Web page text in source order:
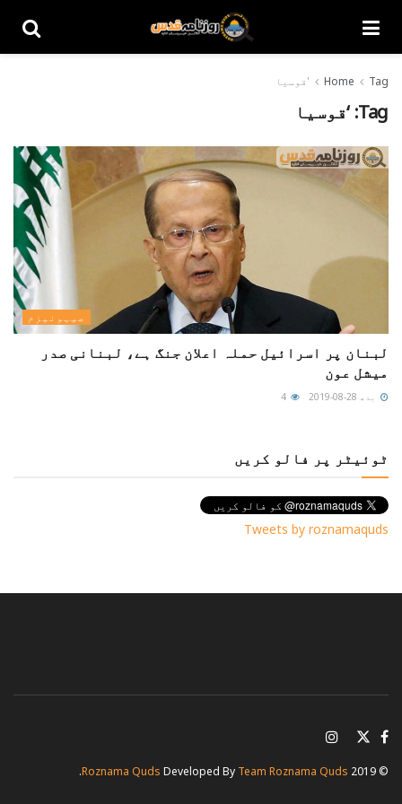
Home Tag 'قوسیا
Tag: ‘قوسیا
صیہونیزم
لبنان پر اسرائیل حملہ اعلان جنگ ہے، لبنانی صدر
میشل عون
بدھ 28-08-2019
ٹوئیٹر پر فالو کریں
Tweets by roznamaquds
© 2019
Roznama Quds Developed By Team Roznama Quds
.